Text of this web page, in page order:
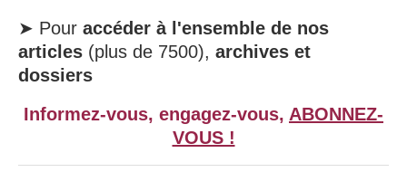
➤ Pour accéder à l'ensemble de nos
articles (plus de 7500), archives et
dossiers
Informez-vous, engagez-vous, ABONNEZ-
VOUS !